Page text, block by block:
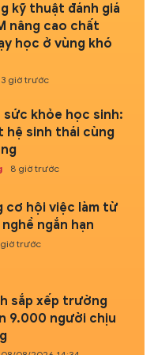
kỹ thuật đánh giá
nâng cao chất
học ở vùng khó
3 giờ trước
sức khỏe học sinh:
hệ sinh thái cùng
8 giờ trước
cơ hội việc làm từ
ngắn hạn
trước
sắp xếp trường
9.000 người chịu